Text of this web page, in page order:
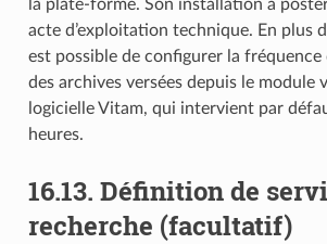
la plate-forme. Son installation a
acte d’exploitation technique. En plus
est possible de configurer la fréquence
des archives versées depuis le module
logicielle Vitam, qui intervient par
heures.
16.13. Définition de
recherche (facultatif)